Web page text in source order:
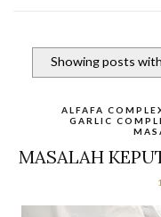
Showing posts
ALFAFA
GARLIC
MASALAH